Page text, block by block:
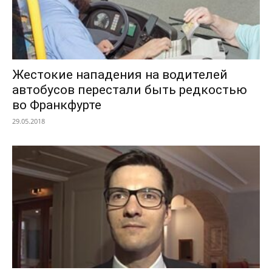
Жестокие нападения на водителей
автобусов перестали быть редкостью
во Франкфурте
29.05.2018